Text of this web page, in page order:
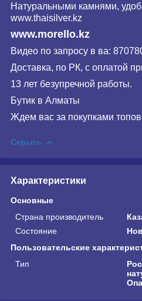
Натуральными камнями,
www.thaisilver.kz
www.morello.kz
Видео по запросу в ва:
Доставка, по РК, с оплатой
13 лет безупречной работы.
Бутик в Алматы
Ждем вас за покупками
Скрыть
Характеристики
Основные
Страна производитель
Состояние
Пользовательские
Тип